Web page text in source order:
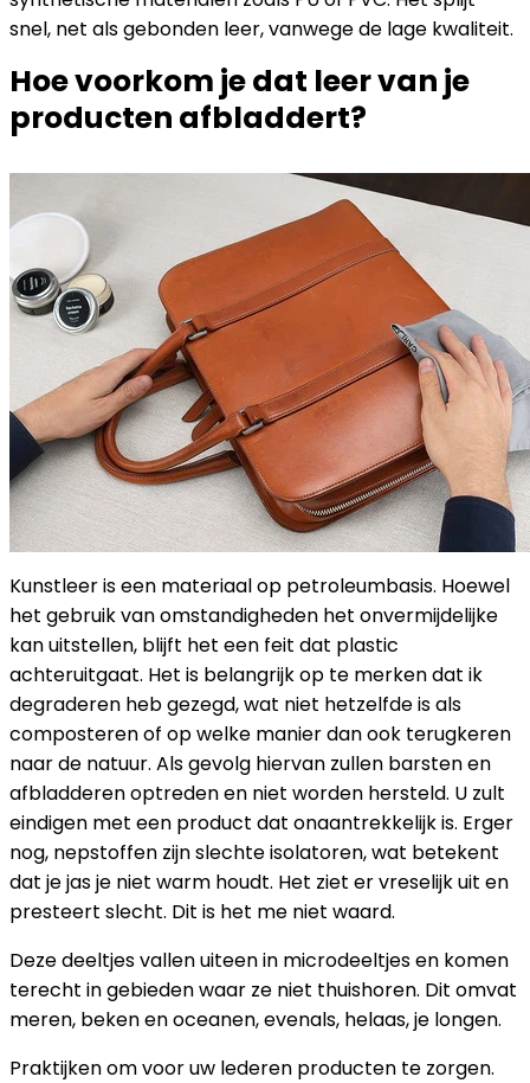
snel, net als gebonden leer, vanwege de lage kwaliteit.
Hoe voorkom je dat leer van je
producten afbladdert?
Kunstleer is een materiaal op petroleumbasis. Hoewel
het gebruik van omstandigheden het onvermijdelijke
kan uitstellen, blijft het een feit dat plastic
achteruitgaat. Het is belangrijk op te merken dat ik
degraderen heb gezegd, wat niet hetzelfde is als
composteren of op welke manier dan ook terugkeren
naar de natuur. Als gevolg hiervan zullen barsten en
afbladderen optreden en niet worden hersteld. U zult
eindigen met een product dat onaantrekkelijk is. Erger
nog, nepstoffen zijn slechte isolatoren, wat betekent
dat je jas je niet warm houdt. Het ziet er vreselijk uit en
presteert slecht. Dit is het me niet waard.
Deze deeltjes vallen uiteen in microdeeltjes en komen
terecht in gebieden waar ze niet thuishoren. Dit omvat
meren, beken en oceanen, evenals, helaas, je longen.
Praktijken om voor uw lederen producten te zorgen.